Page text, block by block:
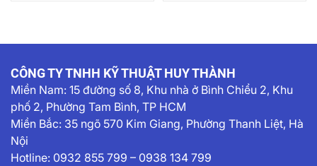
CÔNG TY TNHH KỸ THUẬT HUY THÀNH
Miền Nam: 15 đường số 8, Khu nhà ở Bình Chiểu 2, Khu
phố 2, Phường Tam Bình, TP HCM
Miền Bắc: 35 ngõ 570 Kim Giang, Phường Thanh Liệt, Hà
Nội
Hotline: 0932 855 799 – 0938 134 799